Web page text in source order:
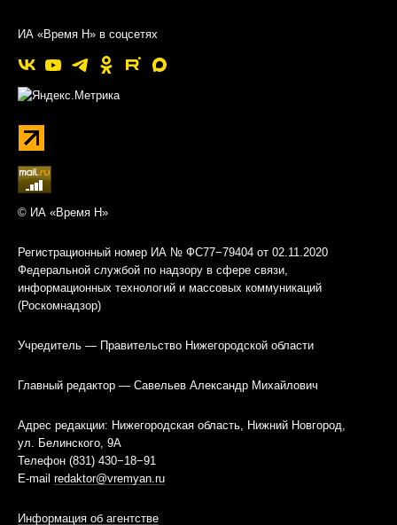
ИА «Время Н» в соцсетях
© ИА «Время Н»
Регистрационный номер ИА № ФС77−79404 от 02.11.2020
Федеральной службой по надзору в сфере связи,
информационных технологий и массовых коммуникаций
(Роскомнадзор)
Учредитель — Правительство Нижегородской области
Главный редактор — Савельев Александр Михайлович
Адрес редакции: Нижегородская область, Нижний Новгород,
ул. Белинского, 9А
Телефон (831) 430−18−91
E-mail redaktor@vremyan.ru
Информация об агентстве